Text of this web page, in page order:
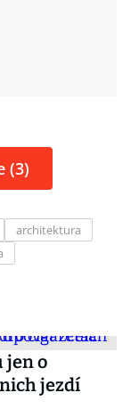
(3)
architektura
jen o
jezdí